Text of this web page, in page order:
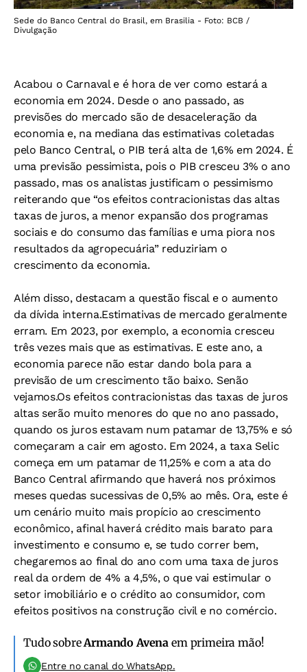
Sede do Banco Central do Brasil, em Brasilia - Foto: BCB /
Divulgação
Acabou o Carnaval e é hora de ver como estará a
economia em 2024. Desde o ano passado, as
previsões do mercado são de desaceleração da
economia e, na mediana das estimativas coletadas
pelo Banco Central, o PIB terá alta de 1,6% em 2024. É
uma previsão pessimista, pois o PIB cresceu 3% o ano
passado, mas os analistas justificam o pessimismo
reiterando que “os efeitos contracionistas das altas
taxas de juros, a menor expansão dos programas
sociais e do consumo das famílias e uma piora nos
resultados da agropecuária” reduziriam o
crescimento da economia.
Além disso, destacam a questão fiscal e o aumento
da dívida interna.Estimativas de mercado geralmente
erram. Em 2023, por exemplo, a economia cresceu
três vezes mais que as estimativas. E este ano, a
economia parece não estar dando bola para a
previsão de um crescimento tão baixo. Senão
vejamos.Os efeitos contracionistas das taxas de juros
altas serão muito menores do que no ano passado,
quando os juros estavam num patamar de 13,75% e só
começaram a cair em agosto. Em 2024, a taxa Selic
começa em um patamar de 11,25% e com a ata do
Banco Central afirmando que haverá nos próximos
meses quedas sucessivas de 0,5% ao mês. Ora, este é
um cenário muito mais propício ao crescimento
econômico, afinal haverá crédito mais barato para
investimento e consumo e, se tudo correr bem,
chegaremos ao final do ano com uma taxa de juros
real da ordem de 4% a 4,5%, o que vai estimular o
setor imobiliário e o crédito ao consumidor, com
efeitos positivos na construção civil e no comércio.
Tudo sobreArmando Avena em primeira mão!
Entre no canal do WhatsApp.